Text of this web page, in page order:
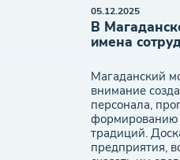
05.12.2025
В
имена
Магаданский
внимание
персонала,
формированию
традиций.
предприятия,